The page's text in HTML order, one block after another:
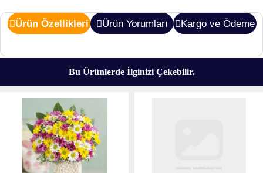
Ürün Özellikleri Ürün Yorumları Kargo ve Ödeme
Bu Ürünlerde İlginizi Çekebilir.